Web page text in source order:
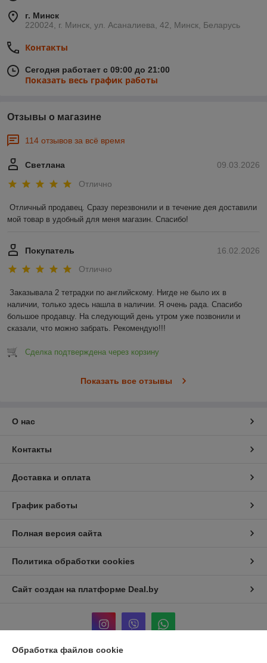
г. Минск
220024, г. Минск, ул. Асаналиева, 42, Минск, Беларусь
Контакты
Сегодня работает с 09:00 до 21:00
Показать весь график работы
Отзывы о магазине
114 отзывов за всё время
09.03.2026
Светлана
Отлично
Отличный продавец. Сразу перезвонили и в течение дея доставили
мой товар в удобный для меня магазин. Спасибо!
16.02.2026
Покупатель
Отлично
Заказывала 2 тетрадки по английскому. Нигде не было их в
наличии, только здесь нашла в наличии. Я очень рада. Спасибо
большое продавцу. На следующий день утром уже позвонили и
сказали, что можно забрать. Рекомендую!!!
Сделка подтверждена через корзину
Показать все отзывы
О нас
Контакты
Доставка и оплата
График работы
Полная версия сайта
Политика обработки cookies
Сайт создан на платформе Deal.by
Обработка файлов cookie